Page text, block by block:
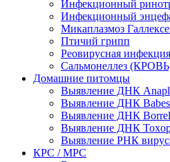
Инфекционный
Инфекционный
Микаплазмоз
Птичий грипп
Реовирусная инфекция
Сальмонеллез
Домашние питомцы
Выявление ДНК
Выявление ДНК
Выявление ДНК
Выявление ДНК
Выявление РНК
КРС / МРС